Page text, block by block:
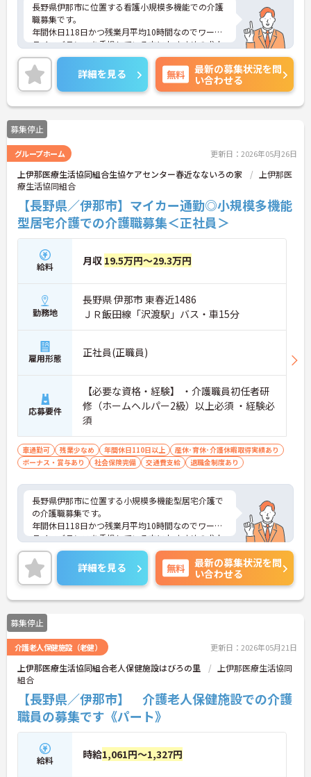
長野県伊那市に位置する看護小規模多機能での介護
職募集です。
年間休日118日かつ残業月平均10時間なのでワーク
ライフバランスを重視している方におすすめの求人
です♪
ご興味のある方はご面接のポイントお伝えしますの
でご気軽にお問合せください
詳細を見る 無料
最新の募集状況を問
い合わせる
募集停止
グループホーム 更新日：2026年05月26日
上伊那医療生活協同組合生協ケアセンター春近なないろの家
上伊那医
療生活協同組合
【長野県／伊那市】マイカー通勤◎小規模多機能
型居宅介護での介護職募集＜正社員＞
給料 月収 19.5万円～29.3万円
勤務地
長野県 伊那市 東春近1486
ＪＲ飯田線「沢渡駅」バス・車15分
雇用形態 正社員(正職員)
応募要件
【必要な資格・経験】 ・介護職員初任者研
修（ホームヘルパー2級）以上必須 ・経験必
須
車通勤可 残業少なめ 年間休日110日以上
産休･育休･介護休暇取得実績あり
ボーナス・賞与あり
社会保険完備 交通費支給 退職金制度あり
長野県伊那市に位置する小規模多機能型居宅介護で
の介護職募集です。
年間休日118日かつ残業月平均10時間なのでワーク
ライフバランスを重視している方におすすめの求人
です♪
ご興味のある方はご面接のポイントお伝えしますの
でご気軽にお問合せください
詳細を見る 無料
最新の募集状況を問
い合わせる
募集停止
介護老人保健施設（老健） 更新日：2026年05月21日
上伊那医療生活協同組合老人保健施設はびろの里
上伊那医療生活協同
組合
【長野県／伊那市】 介護老人保健施設での介護
職員の募集です《パート》
給料 時給1,061円～1,327円